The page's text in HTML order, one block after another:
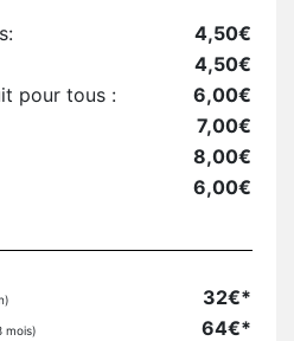
4,50€
4,50€
pour tous :
6,00€
7,00€
8,00€
6,00€
32€*
mois)
64€*